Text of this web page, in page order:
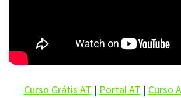
Curso Grátis AT | Portal AT | Curso